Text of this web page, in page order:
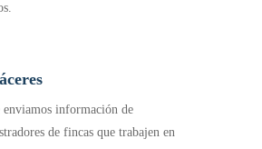
enviamos información de
de fincas que trabajen en